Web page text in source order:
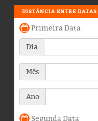
DISTÂNCIA ENTRE DATAS